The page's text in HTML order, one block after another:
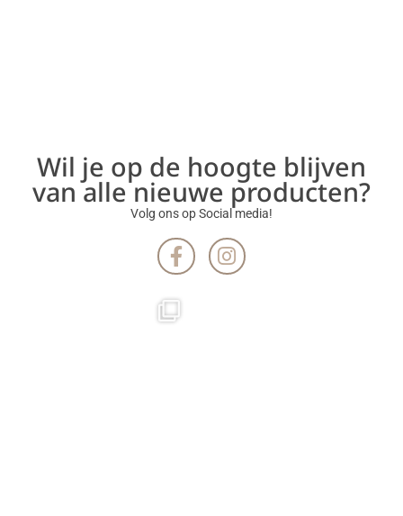
Wil je op de hoogte blijven
van alle nieuwe producten?
Volg ons op Social media!